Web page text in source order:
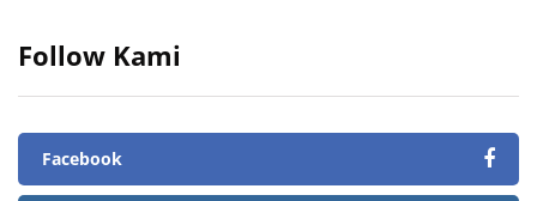
Follow Kami
Facebook